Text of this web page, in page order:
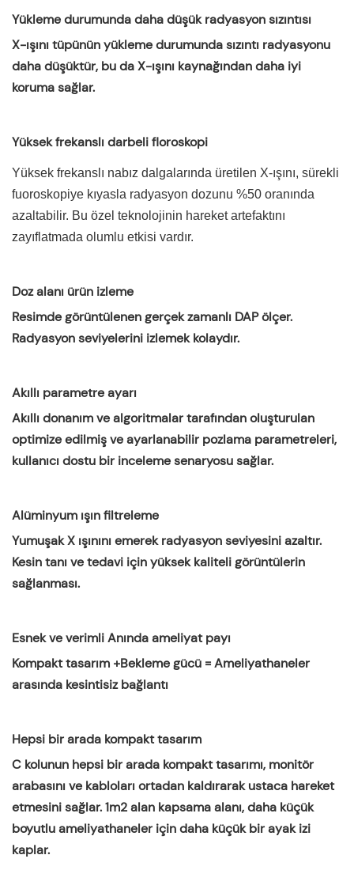
Yükleme durumunda daha düşük radyasyon sızıntısı
X-ışını tüpünün yükleme durumunda sızıntı radyasyonu
daha düşüktür, bu da X-ışını kaynağından daha iyi
koruma sağlar.
Yüksek frekanslı darbeli floroskopi
Yüksek frekanslı nabız dalgalarında üretilen X-ışını, sürekli
fuoroskopiye kıyasla radyasyon dozunu %50 oranında
azaltabilir. Bu özel teknolojinin hareket artefaktını
zayıflatmada olumlu etkisi vardır.
Doz alanı ürün izleme
Resimde görüntülenen gerçek zamanlı DAP ölçer.
Radyasyon seviyelerini izlemek kolaydır.
Akıllı parametre ayarı
Akıllı donanım ve algoritmalar tarafından oluşturulan
optimize edilmiş ve ayarlanabilir pozlama parametreleri,
kullanıcı dostu bir inceleme senaryosu sağlar.
Alüminyum ışın filtreleme
Yumuşak X ışınını emerek radyasyon seviyesini azaltır.
Kesin tanı ve tedavi için yüksek kaliteli görüntülerin
sağlanması.
Esnek ve verimli Anında ameliyat payı
Kompakt tasarım +Bekleme gücü = Ameliyathaneler
arasında kesintisiz bağlantı
Hepsi bir arada kompakt tasarım
C kolunun hepsi bir arada kompakt tasarımı, monitör
arabasını ve kabloları ortadan kaldırarak ustaca hareket
etmesini sağlar. 1m2 alan kapsama alanı, daha küçük
boyutlu ameliyathaneler için daha küçük bir ayak izi
kaplar.